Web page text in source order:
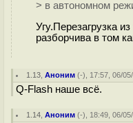
> в автономном
Угу.Перезагрузка
разборчива в том
1.13 ,Аноним (-), 17:57, 06/
Q-Flash наше всё.
1.14 ,Аноним (-), 18:49, 06/